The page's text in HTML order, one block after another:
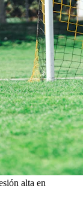
alta en